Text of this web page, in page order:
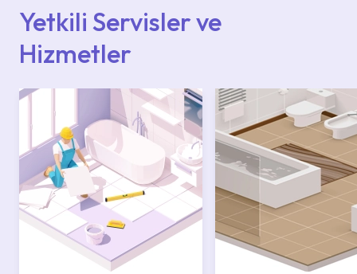
Yetkili Servisler ve
Hizmetler